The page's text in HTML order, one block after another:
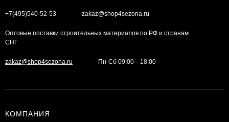
+7(495)540-52-53 zakaz@shop4sezona.ru
Оптовые поставки строительных материалов по РФ и странам
СНГ
zakaz@shop4sezona.ru Пн-Сб 09:00—18:00
КОМПАНИЯ